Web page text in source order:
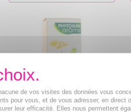
de vos visites des données vous
pour vous, et de vous adresser, en direct
leur efficacité. Elles nous permettent